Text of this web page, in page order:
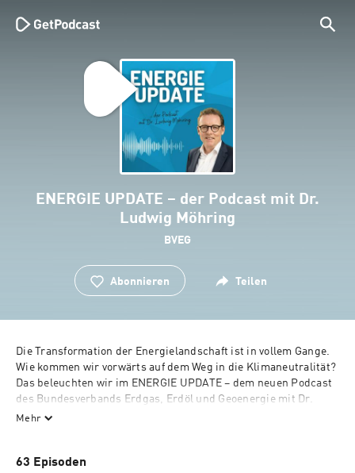
ENERGIE UPDATE – der Podcast mit Dr.
Ludwig Möhring
BVEG
Abonnieren Teilen
Die Transformation der Energielandschaft ist in vollem Gange.
Wie kommen wir vorwärts auf dem Weg in die Klimaneutralität?
Das beleuchten wir im ENERGIE UPDATE – dem neuen Podcast
des Bundesverbands Erdgas, Erdöl und Geoenergie mit Dr.
Ludwig Möhring. Er begleitet die Energiewende seit vielen
Energieträger nicht als Gegensatzpaare begreifen, vermisst er
Mehr
63 Episoden